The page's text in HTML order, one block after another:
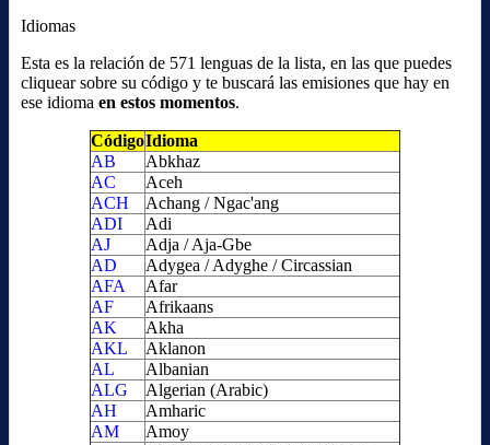
Idiomas
Esta es la relación de 571 lenguas de la lista, en las que puedes
cliquear sobre su código y te buscará las emisiones que hay en
ese idioma en estos momentos.
CódigoIdioma
AB
Abkhaz
AC
Aceh
ACH
Achang / Ngac'ang
ADI
Adi
AJ
Adja / Aja-Gbe
AD
Adygea / Adyghe / Circassian
AFA
Afar
AF
Afrikaans
AK
Akha
AKL
Aklanon
AL
Albanian
ALG
Algerian (Arabic)
AH
Amharic
AM
Amoy